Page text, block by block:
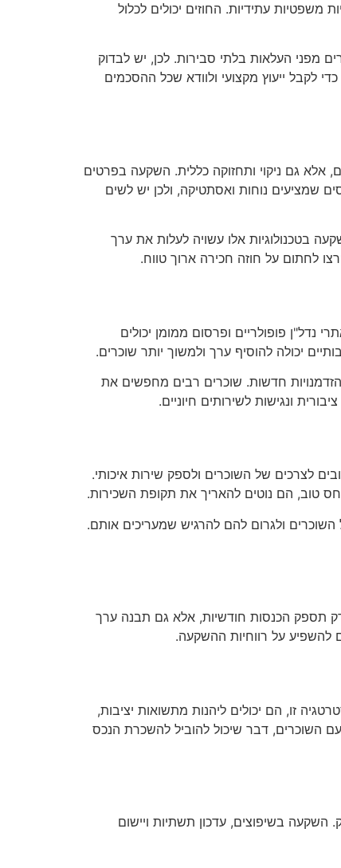
משפטיות עתידיות. החוזים יכולים לכלול
מפני העלאות בלתי סבירות. לכן, יש לבדוק
לקבל ייעוץ מקצועי ולוודא שכל ההסכמים
אלא גם ניקוי ותחזוקה כללית. השקעה בפרטים
שמציעים נוחות ואסתטיקה, ולכן יש לשים
בטכנולוגיות אלו עשויה לעלות את ערך
לחתום על חוזה חכירה ארוך טווח.
פופולריים ופרסום ממומן יכולים
יכולה להוסיף ערך ולמשוך יותר שוכרים.
הזדמנויות חדשות. שוכרים רבים מחפשים את
ונגישות לשירותים חיוניים.
לצרכים של השוכרים ולספק שירות איכותי.
טוב, הם נוטים להאריך את תקופת השכירות.
ולגרום להם להרגיש שמעריכים אותם.
תספק הכנסות חודשיות, אלא גם תבנה ערך
להשפיע על רווחיות ההשקעה.
זו, הם יכולים ליהנות מתשואות יציבות,
השוכרים, דבר שיכול להוביל להשכרת הנכס
בשיפוצים, עדכון תשתיות ויישום